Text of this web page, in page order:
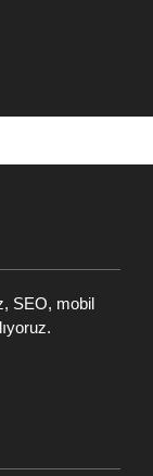
SEO, mobil